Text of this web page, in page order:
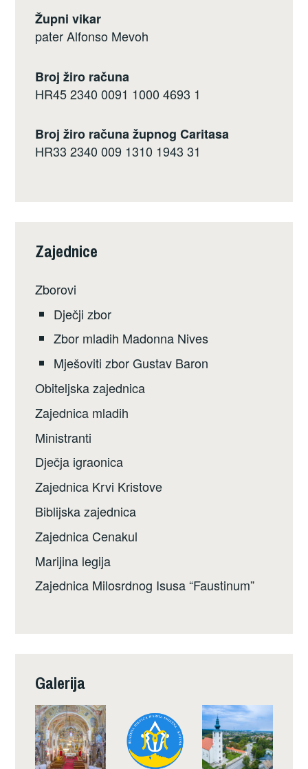
Župni vikar
pater Alfonso Mevoh
Broj žiro računa
HR45 2340 0091 1000 4693 1
Broj žiro računa župnog Caritasa
HR33 2340 009 1310 1943 31
Zajednice
Zborovi
Dječji zbor
Zbor mladih Madonna Nives
Mješoviti zbor Gustav Baron
Obiteljska zajednica
Zajednica mladih
Ministranti
Dječja igraonica
Zajednica Krvi Kristove
Biblijska zajednica
Zajednica Cenakul
Marijina legija
Zajednica Milosrdnog Isusa “Faustinum”
Galerija